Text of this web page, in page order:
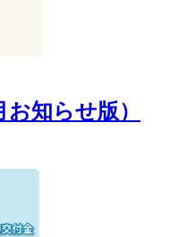
知らせ版）